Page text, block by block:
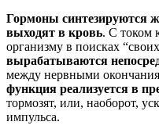
Гормоны синтезируются
выходят в кровь. С током
организму в поисках
вырабатываются
между нервными
функция реализуется в
тормозят, или, наоборот,
импульса.